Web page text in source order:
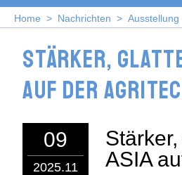
Home Nachrichten Ausstellung
Stärker,
auf der
09
2025.11
ASIA